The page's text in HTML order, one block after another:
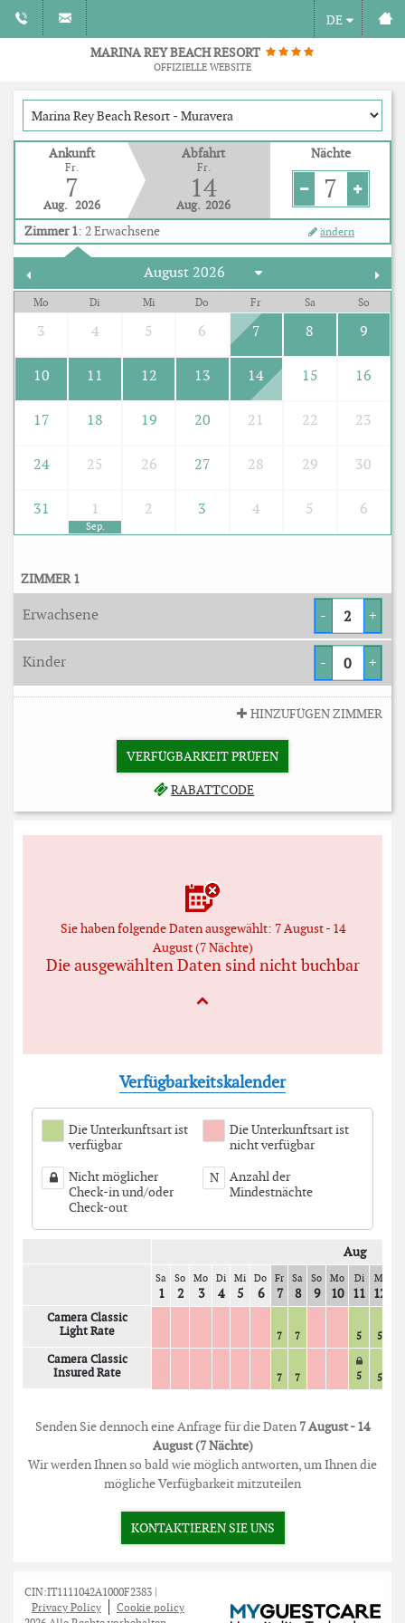
MARINA REY BEACH RESORT
OFFIZIELLE WEBSITE
DE
Ankunft
Fr.
7
Aug. 2026
Abfahrt
Fr.
14
Aug. 2026
Nächte
7
Zimmer 1: 2Erwachsene ändern
Mo Di Mi Do Fr Sa So
3 4 5 6 7 8 9
10 11 12 13 14 15 16
17 18 19 20 21 22 23
24 25 26 27 28 29 30
31 1
Sep.
2 3 4 5 6
ZIMMER 1
Erwachsene - +
Kinder - +
HINZUFÜGEN ZIMMER
VERFÜGBARKEIT PRÜFEN
RABATTCODE
Sie haben folgende Daten ausgewählt: 7 August - 14
August (7 Nächte)
Die ausgewählten Daten sind nicht buchbar
Verfügbarkeitskalender
Die Unterkunftsart ist
verfügbar
Die Unterkunftsart ist
nicht verfügbar
Nicht möglicher
Check-in und/oder
Check-out
N
Anzahl der
Mindestnächte
Aug
Sa
1
So
2
Mo
3
Di
4
Mi
5
Do
6
Fr
7
Sa
8
So
9
Mo
10
Di
11
Mi
12
Camera Classic
Light Rate
7 7 5 5
Camera Classic
Insured Rate
7 7 5 5
Senden Sie dennoch eine Anfrage für die Daten 7 August - 14
August (7 Nächte)
Wir werden Ihnen so bald wie möglich antworten, um Ihnen die
mögliche Verfügbarkeit mitzuteilen
KONTAKTIEREN SIE UNS
CIN:IT1111042A1000F2383 |
Privacy Policy
Cookie policy